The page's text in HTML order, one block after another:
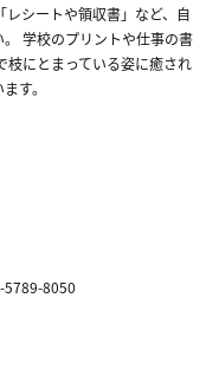
シートや領収書」など、自
学校のプリントや仕事の書
枝にとまっている姿に癒され
す。
5789-8050